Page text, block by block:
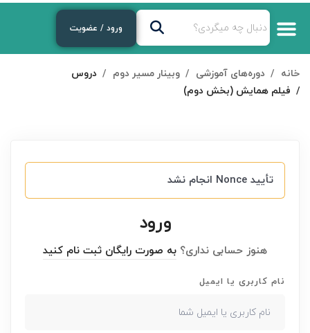
ورود / عضویت
خانه دوره‌های آموزشی وبینار مسیر دوم
دروس
فیلم همایش (بخش دوم)
تأیید Nonce انجام نشد
ورود
هنوز حسابی نداری؟ به صورت رایگان ثبت نام کنید
نام کاربری یا ایمیل